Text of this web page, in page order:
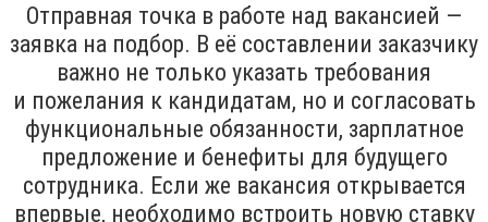
Отправная точка в работе над вакансией —
заявка на подбор. В её составлении заказчику
важно не только указать требования
и пожелания к кандидатам, но и согласовать
функциональные обязанности, зарплатное
предложение и бенефиты для будущего
сотрудника. Если же вакансия открывается
впервые, необходимо встроить новую ставку